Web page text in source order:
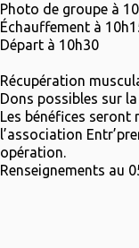
Photo de groupe à
Échauffement à
Départ à 10h30
Récupération
Dons possibles sur
Les bénéfices seront
l’association
opération.
Renseignements au